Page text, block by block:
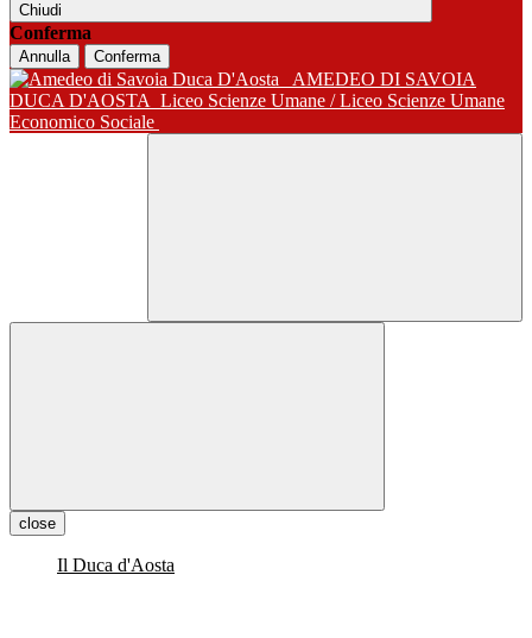
Chiudi
Conferma
Annulla Conferma
AMEDEO DI SAVOIA
DUCA D'AOSTA Liceo Scienze Umane / Liceo Scienze Umane
Economico Sociale
close
Il Duca d'Aosta